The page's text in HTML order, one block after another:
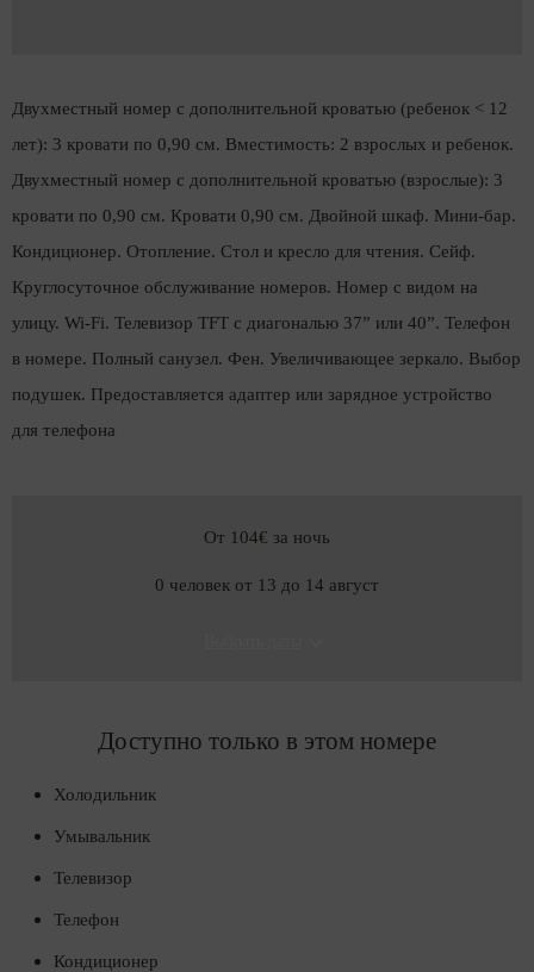
Двухместный номер с дополнительной кроватью (ребенок < 12
лет): 3 кровати по 0,90 см. Вместимость: 2 взрослых и ребенок.
Двухместный номер с дополнительной кроватью (взрослые): 3
кровати по 0,90 см. Кровати 0,90 см. Двойной шкаф. Мини-бар.
Кондиционер. Отопление. Стол и кресло для чтения. Сейф.
Круглосуточное обслуживание номеров. Номер с видом на
улицу. Wi-Fi. Телевизор TFT с диагональю 37” или 40”. Телефон
в номере. Полный санузел. Фен. Увеличивающее зеркало. Выбор
подушек. Предоставляется адаптер или зарядное устройство
для телефона
От 104€ за ночь
0 человек от 13 до 14 август
Доступно только в этом номере
Холодильник
Умывальник
Телевизор
Телефон
Кондиционер